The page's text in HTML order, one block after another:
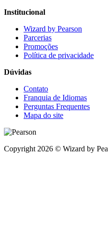
Institucional
Wizard by Pearson
Parcerias
Promoções
Política de privacidade
Dúvidas
Contato
Franquia de Idiomas
Perguntas Frequentes
Mapa do site
Copyright 2026 © Wizard by